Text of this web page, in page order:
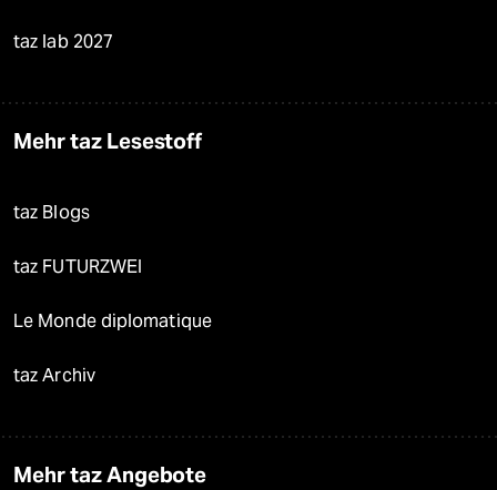
taz lab 2027
Mehr taz Lesestoff
taz Blogs
taz FUTURZWEI
Le Monde diplomatique
taz Archiv
Mehr taz Angebote